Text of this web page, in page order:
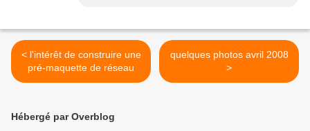
< l'intérêt de construire une
pré-maquette de réseau
quelques photos avril 2008
>
Hébergé par Overblog